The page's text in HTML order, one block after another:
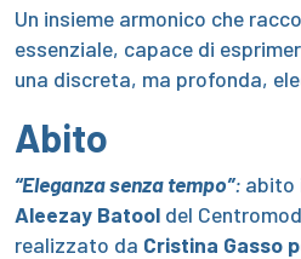
Un insieme armonico che
essenziale, capace di
una discreta, ma profonda,
Abito
“Eleganza senza tempo”: abito
Aleezay Batool del
realizzato da Cristina Gasso